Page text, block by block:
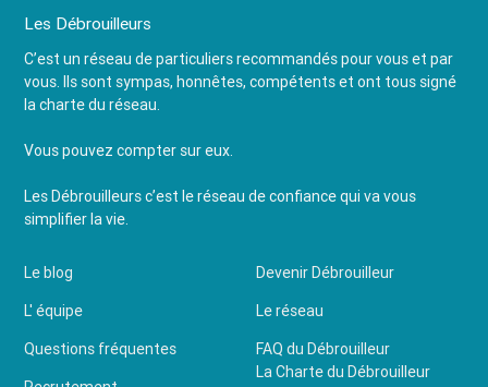
Les Débrouilleurs
C’est un réseau de particuliers recommandés pour vous et par
vous. Ils sont sympas, honnêtes, compétents et ont tous signé
la charte du réseau.
Vous pouvez compter sur eux.
Les Débrouilleurs c’est le réseau de confiance qui va vous
simplifier la vie.
Le blog
L' équipe
Questions fréquentes
Devenir Débrouilleur
Le réseau
FAQ du Débrouilleur
La Charte du Débrouilleur